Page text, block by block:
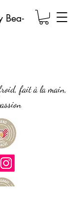
Bea-
fait à la main,